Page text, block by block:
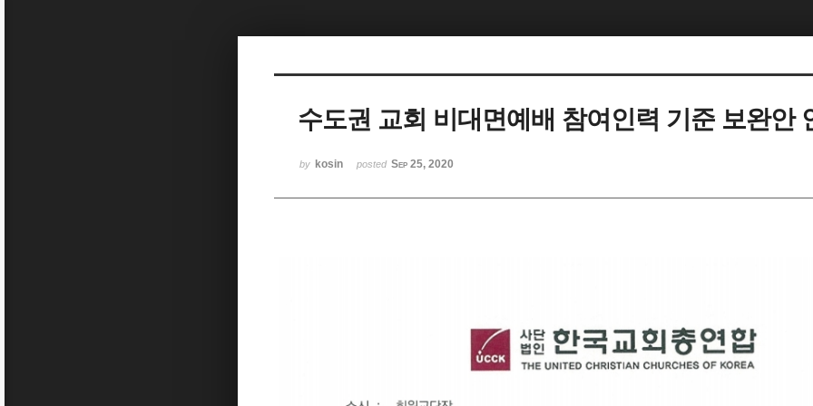
수도권 교회 비대면예배 참여인력 기준 보완안
by kosin posted Sep 25, 2020
Sketchbook5, 스케치북5
Sketchbook5, 스케치북5